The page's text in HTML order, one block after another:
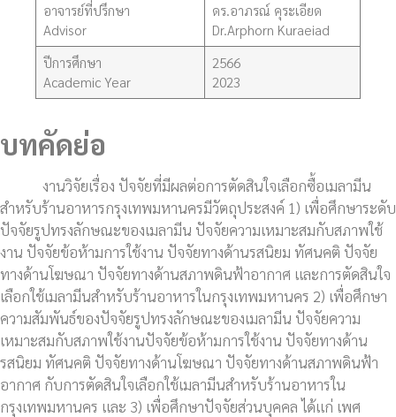
อาจารย์ที่ปรึกษา
Advisor
ดร.อาภรณ์ คุระเอียด
Dr.Arphorn Kuraeiad
ปีการศึกษา
Academic Year
2566
2023
บทคัดย่อ
งานวิจัยเรื่อง ปัจจัยที่มีผลต่อการตัดสินใจเลือกซื้อเมลามีน
สำหรับร้านอาหารกรุงเทพมหานครมีวัตถุประสงค์ 1) เพื่อศึกษาระดับ
ปัจจัยรูปทรงลักษณะของเมลามีน ปัจจัยความเหมาะสมกับสภาพใช้
งาน ปัจจัยข้อห้ามการใช้งาน ปัจจัยทางด้านรสนิยม ทัศนคติ ปัจจัย
ทางด้านโฆษณา ปัจจัยทางด้านสภาพดินฟ้าอากาศ และการตัดสินใจ
เลือกใช้เมลามีนสำหรับร้านอาหารในกรุงเทพมหานคร 2) เพื่อศึกษา
ความสัมพันธ์ของปัจจัยรูปทรงลักษณะของเมลามีน ปัจจัยความ
เหมาะสมกับสภาพใช้งานปัจจัยข้อห้ามการใช้งาน ปัจจัยทางด้าน
รสนิยม ทัศนคติ ปัจจัยทางด้านโฆษณา ปัจจัยทางด้านสภาพดินฟ้า
อากาศ กับการตัดสินใจเลือกใช้เมลามีนสำหรับร้านอาหารใน
กรุงเทพมหานคร และ 3) เพื่อศึกษาปัจจัยส่วนบุคคล ได้แก่ เพศ